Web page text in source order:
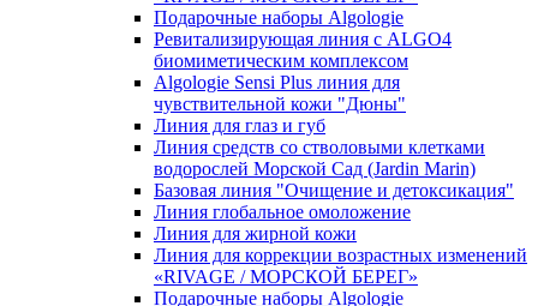
Подарочные наборы Algologie
Ревитализирующая линия с ALGO4
биомиметическим комплексом
Algologie Sensi Plus линия для
чувcтвительной кожи "Дюны"
Линия для глаз и губ
Линия средств со стволовыми клетками
водорослей Морской Сад (Jardin Marin)
Базовая линия "Очищение и детоксикация"
Линия глобальное омоложение
Линия для жирной кожи
Линия для коррекции возрастных изменений
«RIVAGE / МОРСКОЙ БЕРЕГ»
Подарочные наборы Algologie